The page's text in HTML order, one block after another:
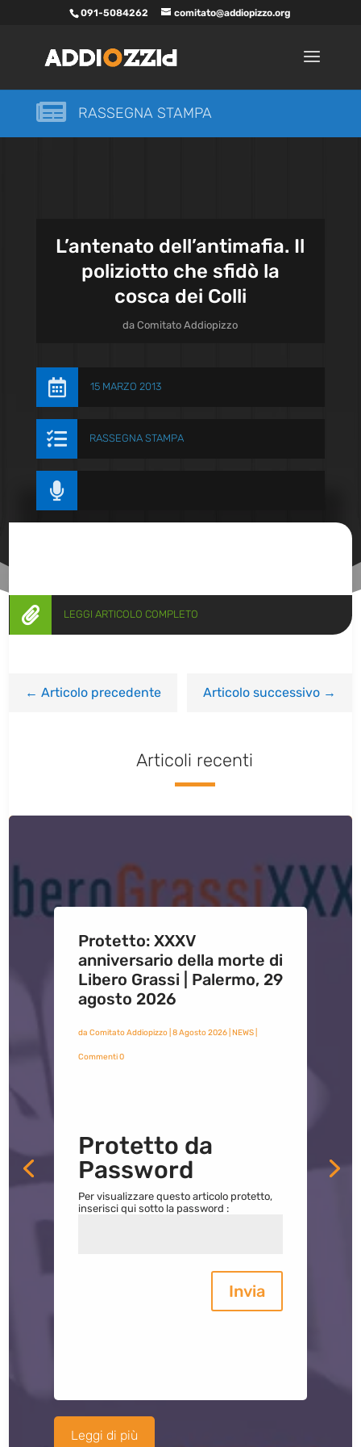
091-5084262 comitato@addiopizzo.org
 RASSEGNA STAMPA
L’antenato dell’antimafia. Il
poliziotto che sfidò la
cosca dei Colli
daComitato Addiopizzo
 15 MARZO 2013
 RASSEGNA STAMPA

 LEGGI ARTICOLO COMPLETO
←Articolo precedente Articolo successivo→
Articoli recenti
Protetto: XXXV
anniversario della morte di
Libero Grassi | Palermo, 29
agosto 2026
da Comitato Addiopizzo| 8 Agosto 2026| NEWS|
Commenti 0
Protetto da
Password
Per visualizzare questo articolo protetto,
inserisci qui sotto la password :
Invia
Leggi di più